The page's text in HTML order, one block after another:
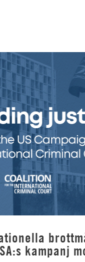
kampanj